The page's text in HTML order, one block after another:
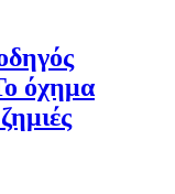
όχημα